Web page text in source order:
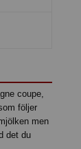
coupe,
följer
men
det du